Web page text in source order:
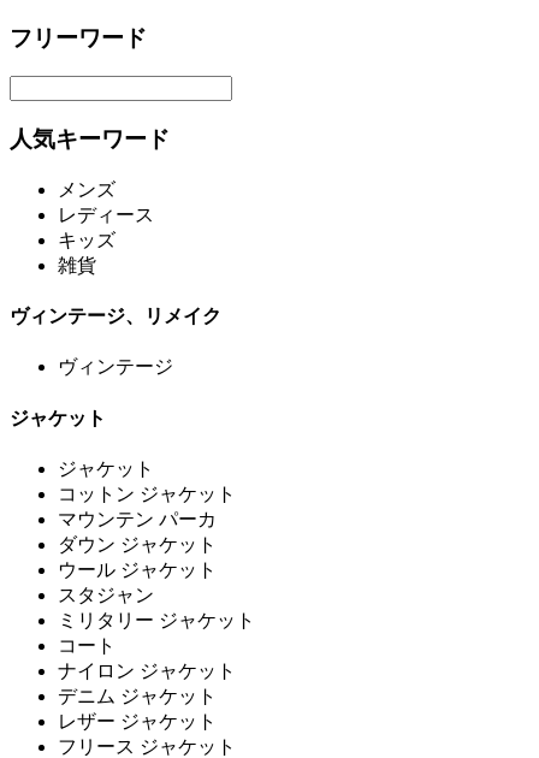
フリーワード
人気キーワード
メンズ
レディース
キッズ
雑貨
ヴィンテージ、リメイク
ヴィンテージ
ジャケット
ジャケット
コットン ジャケット
マウンテン パーカ
ダウン ジャケット
ウール ジャケット
スタジャン
ミリタリー ジャケット
コート
ナイロン ジャケット
デニム ジャケット
レザー ジャケット
フリース ジャケット